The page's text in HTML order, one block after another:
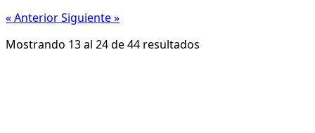
« AnteriorSiguiente »
Mostrando 13al 24de44 resultados